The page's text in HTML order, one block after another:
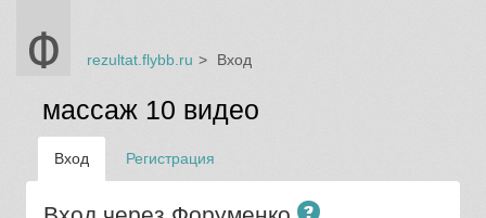
rezultat.flybb.ru Вход
массаж 10 видео
Вход Регистрация